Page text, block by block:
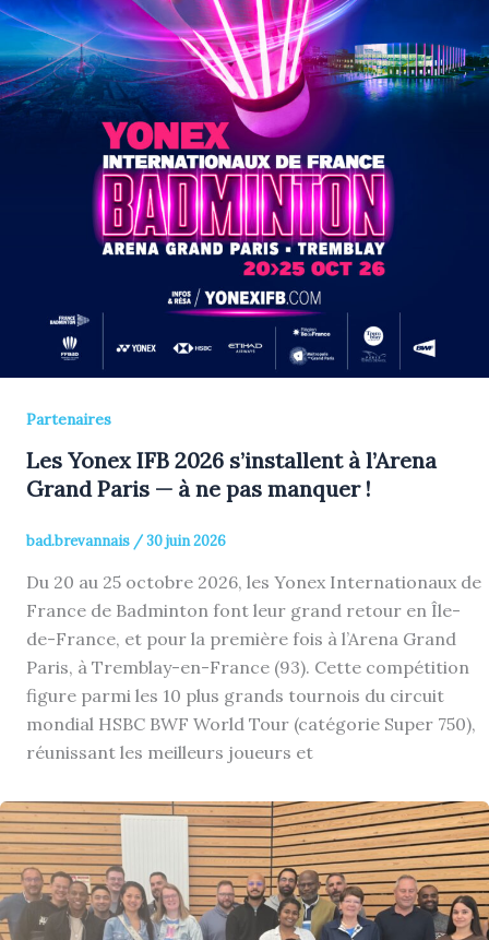
Partenaires
Les Yonex IFB 2026 s’installent à l’Arena
Grand Paris — à ne pas manquer !
bad.brevannais /30 juin 2026
Du 20 au 25 octobre 2026, les Yonex Internationaux de
France de Badminton font leur grand retour en Île-
de-France, et pour la première fois à l’Arena Grand
Paris, à Tremblay-en-France (93). Cette compétition
figure parmi les 10 plus grands tournois du circuit
mondial HSBC BWF World Tour (catégorie Super 750),
réunissant les meilleurs joueurs et